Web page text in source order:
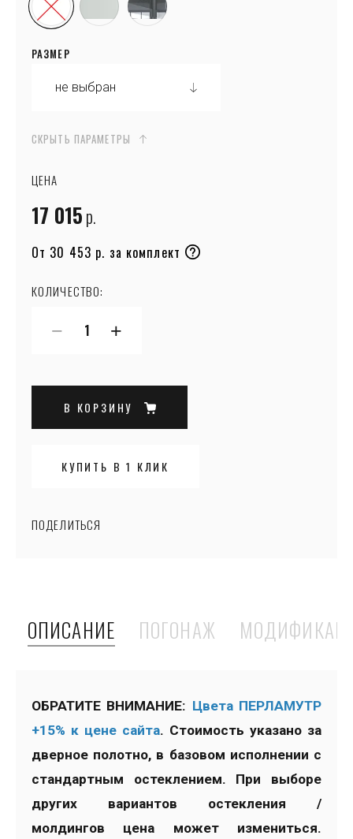
РАЗМЕР
СКРЫТЬ ПАРАМЕТРЫ
ЦЕНА
17 015р.
От 30 453 р. за комплект
КОЛИЧЕСТВО:
− +
В КОРЗИНУ
КУПИТЬ В 1 КЛИК
ПОДЕЛИТЬСЯ
ОПИСАНИЕ ПОГОНАЖ
ОБРАТИТЕ ВНИМАНИЕ: Цвета ПЕРЛАМУТР
+15% к цене сайта. Стоимость указано за
дверное полотно, в базовом исполнении с
стандартным остеклением. При выборе
других вариантов остекления /
молдингов цена может измениться.